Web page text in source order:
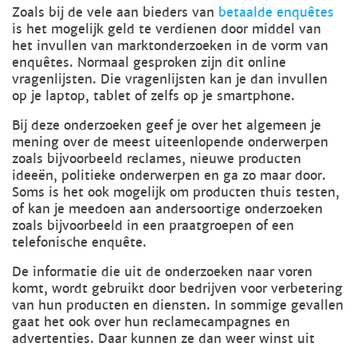
Zoals bij de vele aan bieders van betaalde enquêtes
is het mogelijk geld te verdienen door middel van
het invullen van marktonderzoeken in de vorm van
enquêtes. Normaal gesproken zijn dit online
vragenlijsten. Die vragenlijsten kan je dan invullen
op je laptop, tablet of zelfs op je smartphone.
Bij deze onderzoeken geef je over het algemeen je
mening over de meest uiteenlopende onderwerpen
zoals bijvoorbeeld reclames, nieuwe producten
ideeën, politieke onderwerpen en ga zo maar door.
Soms is het ook mogelijk om producten thuis testen,
of kan je meedoen aan andersoortige onderzoeken
zoals bijvoorbeeld in een praatgroepen of een
telefonische enquête.
De informatie die uit de onderzoeken naar voren
komt, wordt gebruikt door bedrijven voor verbetering
van hun producten en diensten. In sommige gevallen
gaat het ook over hun reclamecampagnes en
advertenties. Daar kunnen ze dan weer winst uit